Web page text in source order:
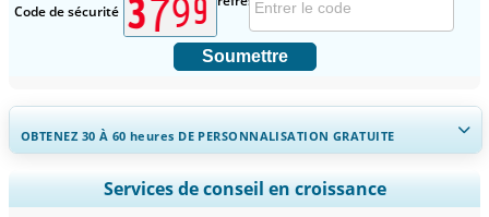
Code de sécurité
Soumettre
OBTENEZ 30 À 60heures DE PERSONNALISATION GRATUITE
Ampliar a cobertura regional e por país, Análise de segmentos,
Perfis de empresas, Benchmarking competitivo, e insights sobre o
Services de conseil en croissance